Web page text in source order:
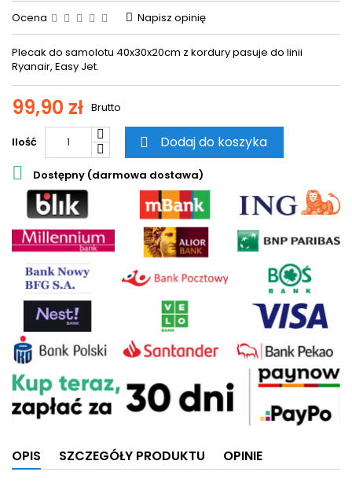
Ocena Napisz opinię
Plecak do samolotu 40x30x20cm z kordury pasuje do linii
Ryanair, Easy Jet.
99,90 zł Brutto
Ilość  Dodaj do koszyka
 Dostępny (darmowa dostawa)
OPIS SZCZEGÓŁY PRODUKTU OPINIE